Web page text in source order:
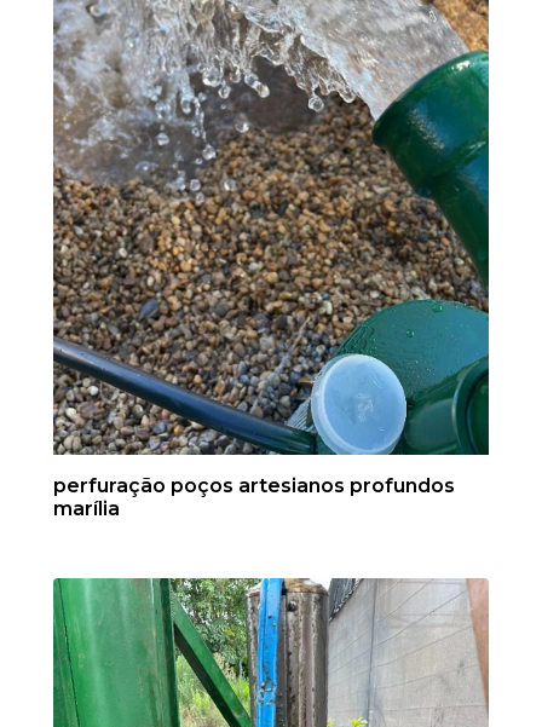
perfuração poços artesianos profundos
marília